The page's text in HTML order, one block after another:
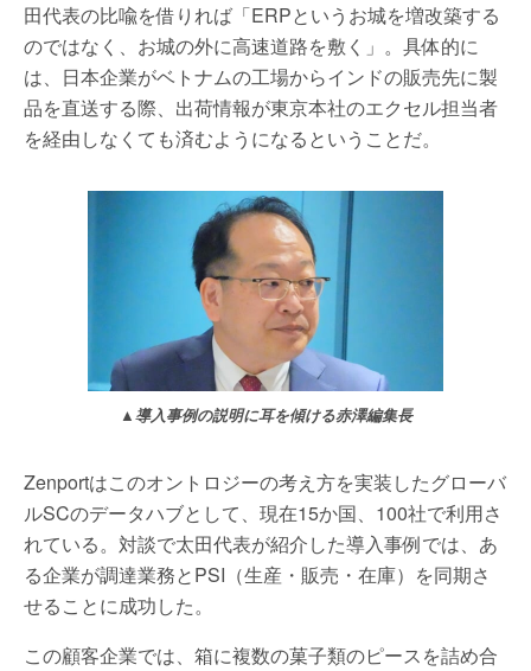
田代表の比喩を借りれば「ERPというお城を増改築する
のではなく、お城の外に高速道路を敷く」。具体的に
は、日本企業がベトナムの工場からインドの販売先に製
品を直送する際、出荷情報が東京本社のエクセル担当者
を経由しなくても済むようになるということだ。
▲導入事例の説明に耳を傾ける赤澤編集長
Zenportはこのオントロジーの考え方を実装したグローバ
ルSCのデータハブとして、現在15か国、100社で利用さ
れている。対談で太田代表が紹介した導入事例では、あ
る企業が調達業務とPSI（生産・販売・在庫）を同期さ
せることに成功した。
この顧客企業では、箱に複数の菓子類のピースを詰め合